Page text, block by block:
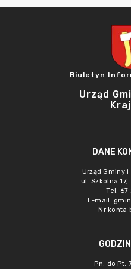
Biuletyn
Urząd
DANE
Urząd Gminy
ul. Szkolna
Tel. 67
E-mail:
Nr konta
Pn. do Pt.